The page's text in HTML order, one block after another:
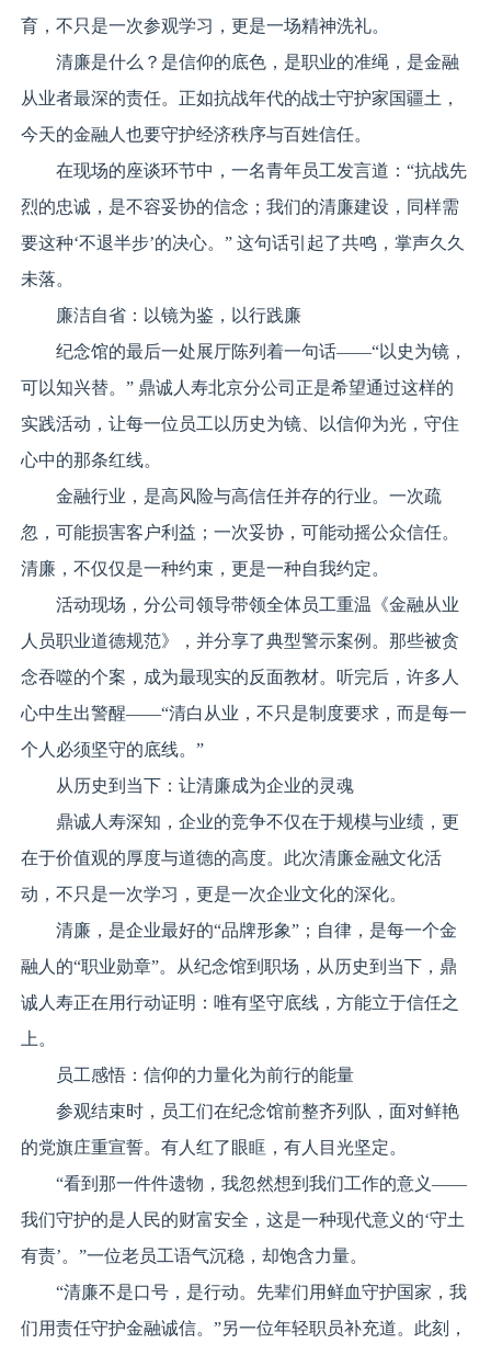
育，不只是一次参观学习，更是一场精神洗礼。
清廉是什么？是信仰的底色，是职业的准绳，是金融
从业者最深的责任。正如抗战年代的战士守护家国疆土，
今天的金融人也要守护经济秩序与百姓信任。
在现场的座谈环节中，一名青年员工发言道：“抗战先
烈的忠诚，是不容妥协的信念；我们的清廉建设，同样需
要这种‘不退半步’的决心。” 这句话引起了共鸣，掌声久久
未落。
廉洁自省：以镜为鉴，以行践廉
纪念馆的最后一处展厅陈列着一句话——“以史为镜，
可以知兴替。” 鼎诚人寿北京分公司正是希望通过这样的
实践活动，让每一位员工以历史为镜、以信仰为光，守住
心中的那条红线。
金融行业，是高风险与高信任并存的行业。一次疏
忽，可能损害客户利益；一次妥协，可能动摇公众信任。
清廉，不仅仅是一种约束，更是一种自我约定。
活动现场，分公司领导带领全体员工重温《金融从业
人员职业道德规范》，并分享了典型警示案例。那些被贪
念吞噬的个案，成为最现实的反面教材。听完后，许多人
心中生出警醒——“清白从业，不只是制度要求，而是每一
个人必须坚守的底线。”
从历史到当下：让清廉成为企业的灵魂
鼎诚人寿深知，企业的竞争不仅在于规模与业绩，更
在于价值观的厚度与道德的高度。此次清廉金融文化活
动，不只是一次学习，更是一次企业文化的深化。
清廉，是企业最好的“品牌形象”；自律，是每一个金
融人的“职业勋章”。从纪念馆到职场，从历史到当下，鼎
诚人寿正在用行动证明：唯有坚守底线，方能立于信任之
上。
员工感悟：信仰的力量化为前行的能量
参观结束时，员工们在纪念馆前整齐列队，面对鲜艳
的党旗庄重宣誓。有人红了眼眶，有人目光坚定。
“看到那一件件遗物，我忽然想到我们工作的意义——
我们守护的是人民的财富安全，这是一种现代意义的‘守土
有责’。”一位老员工语气沉稳，却饱含力量。
“清廉不是口号，是行动。先辈们用鲜血守护国家，我
们用责任守护金融诚信。”另一位年轻职员补充道。此刻，